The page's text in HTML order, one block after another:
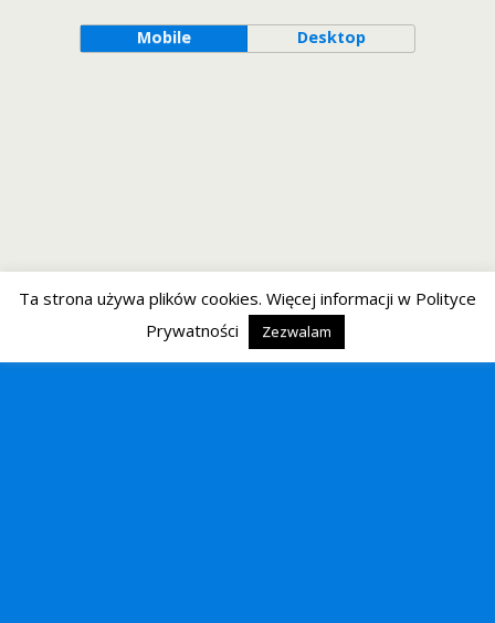
Mobile Desktop
Ta strona używa plików cookies. Więcej informacji w Polityce
Prywatności
Zezwalam